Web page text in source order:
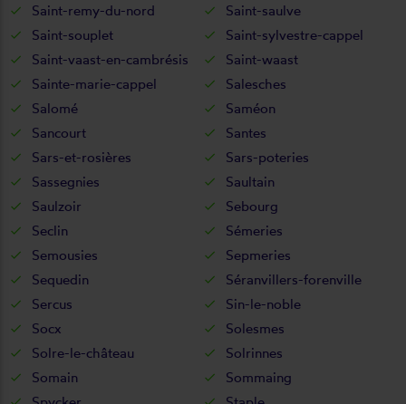
Saint-remy-du-nord
Saint-saulve
Saint-souplet
Saint-sylvestre-cappel
Saint-vaast-en-cambrésis
Saint-waast
Sainte-marie-cappel
Salesches
Salomé
Saméon
Sancourt
Santes
Sars-et-rosières
Sars-poteries
Sassegnies
Saultain
Saulzoir
Sebourg
Seclin
Sémeries
Semousies
Sepmeries
Sequedin
Séranvillers-forenville
Sercus
Sin-le-noble
Socx
Solesmes
Solre-le-château
Solrinnes
Somain
Sommaing